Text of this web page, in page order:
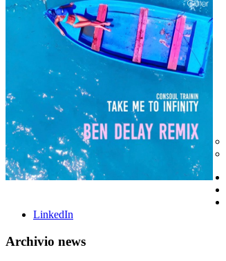
LinkedIn
Archivio news